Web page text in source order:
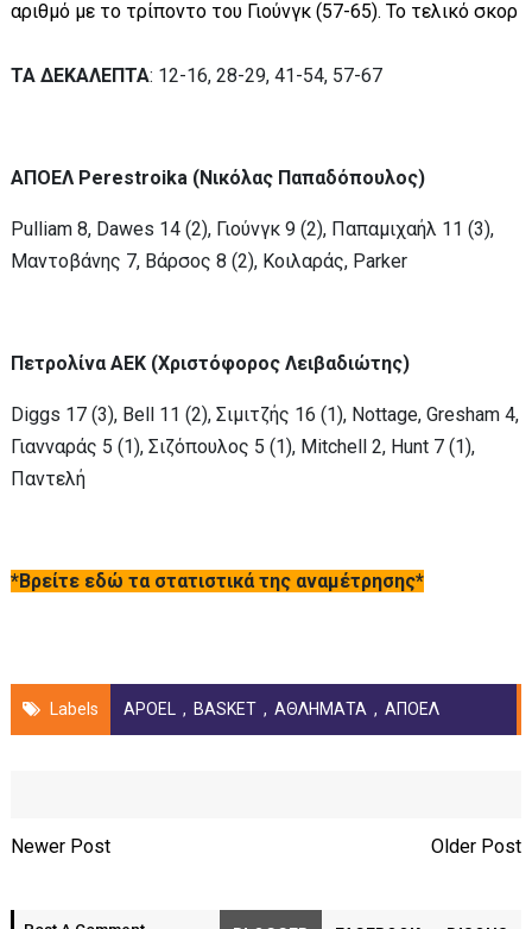
αριθμό με το τρίποντο του Γιούνγκ (57-65). Το τελικό σκορ
ΤΑ ΔΕΚΑΛΕΠΤΑ: 12-16, 28-29, 41-54, 57-67
ΑΠΟΕΛ Perestroika (Νικόλας Παπαδόπουλος)
Pulliam 8, Dawes 14 (2), Γιούνγκ 9 (2), Παπαμιχαήλ 11 (3),
Μαντοβάνης 7, Βάρσος 8 (2), Κοιλαράς, Parker
Πετρολίνα ΑΕΚ (Χριστόφορος Λειβαδιώτης)
Diggs 17 (3), Bell 11 (2), Σιμιτζής 16 (1), Nottage, Gresham 4,
Γιανναράς 5 (1), Σιζόπουλος 5 (1), Mitchell 2, Hunt 7 (1),
Παντελή
*Βρείτε εδώ τα στατιστικά της αναμέτρησης*
Labels APOEL , BASKET , ΑΘΛΗΜΑΤΑ , ΑΠΟΕΛ
Newer Post Older Post